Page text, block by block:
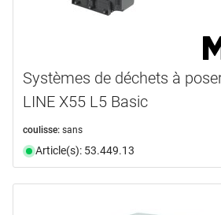
Systèmes de déchets à
LINE X55 L5 Basic
coulisse: sans
Article(s): 53.449.13